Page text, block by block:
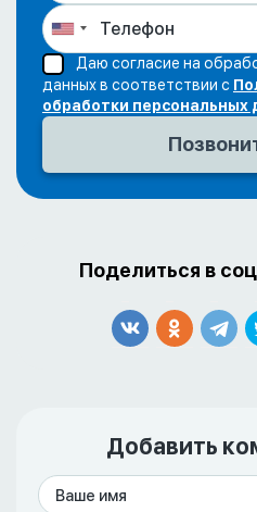
Даю согласие на
данных в соответствии с
обработки персональных
Поделиться в
Добавить